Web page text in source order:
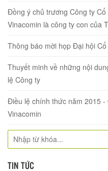
Đồng ý chủ trương Công ty
Vinacomin là công ty con của
Thông báo mời họp Đại hội
Thuyết minh về những nội
lệ Công ty
Điều lệ chính thức năm 2015 -
Vinacomin
TIN TỨC